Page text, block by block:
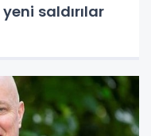
saldırılar